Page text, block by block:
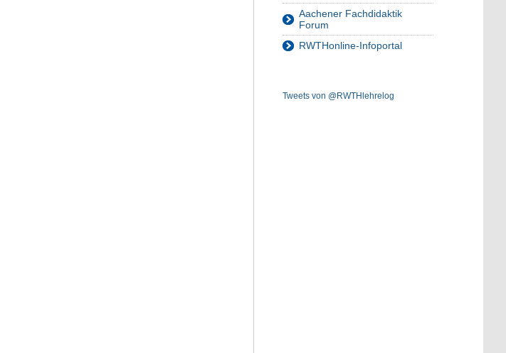
Aachener Fachdidaktik
Forum
RWTHonline-Infoportal
Tweets von @RWTHlehrelog